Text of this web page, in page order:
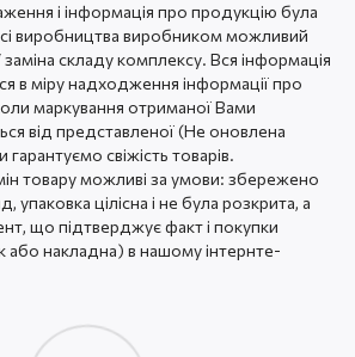
і інформація про продукцію була
виробництва виробником можливий
складу комплексу. Вся інформація
в міру надходження інформації про
маркування отриманої Вами
від представленої (Не оновлена
гарантуємо свіжість товарів.
товару можливі за умови: збережено
упаковка цілісна і не була розкрита, а
що підтверджує факт і покупки
або накладна) в нашому інтернте-